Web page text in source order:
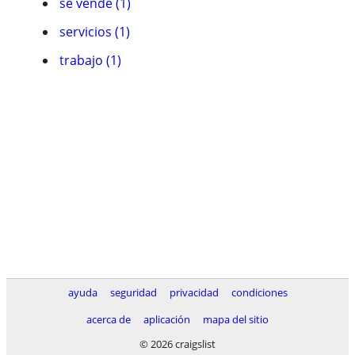
servicios (1)
trabajo (1)
ayuda seguridad privacidad
condiciones
acerca de
aplicación
mapa del sitio
© 2026 craigslist